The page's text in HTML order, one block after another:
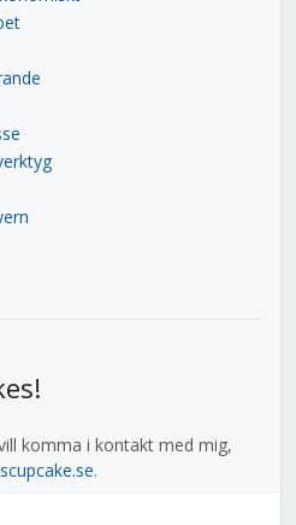
komma i kontakt med mig,
.